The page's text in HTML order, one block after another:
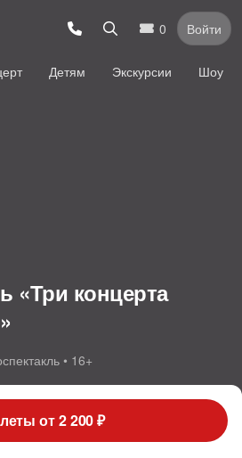
0 Войти
Детям Экскурсии Шоу
«Три концерта
• 16+
от 2 200 ₽